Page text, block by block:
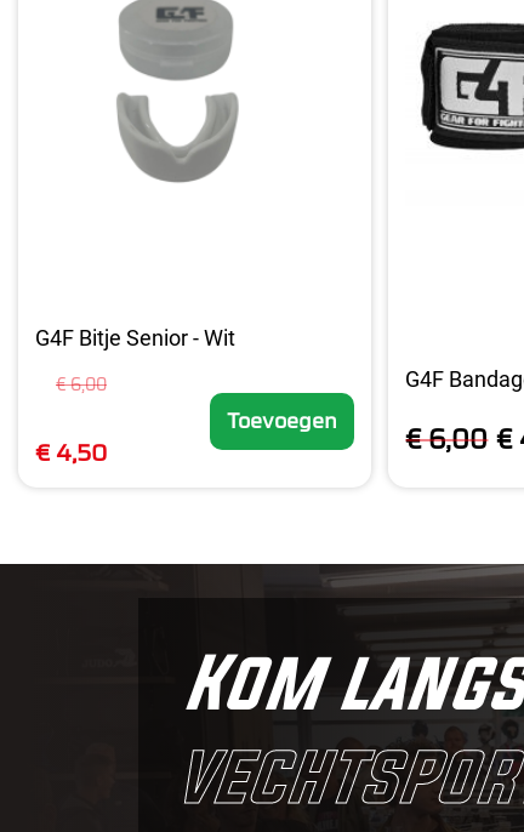
G4F Bitje Senior - Wit
€ 6,00
€ 4,50
Toevoegen
G4F
€
€ 6,00
Kom